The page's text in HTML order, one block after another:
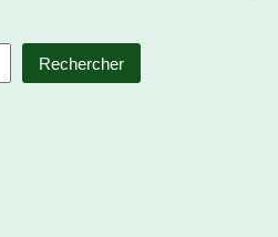
Rechercher